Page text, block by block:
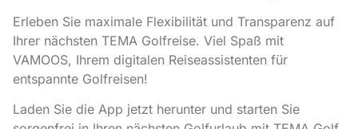
Erleben Sie maximale Flexibilität und Transparenz auf
Ihrer nächsten TEMA Golfreise. Viel Spaß mit
VAMOOS, Ihrem digitalen Reiseassistenten für
entspannte Golfreisen!
Laden Sie die App jetzt herunter und starten Sie